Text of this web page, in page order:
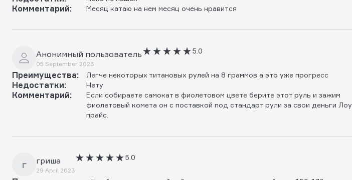
Комментарий: Месяц катаю на нем месяц очень нравится
Анонимный пользователь
05 September 2023
5.0
Преимущества: Легче некоторых титановых рулей на 8 граммов а это уже прогресс
Недостатки: Нету
Комментарий:
Если собираете самокат в фиолетовом цвете берите этот руль и зажим
фиолетовый комета он с поставкой под стандарт рули за свои деньги Лоу
прайс.
г гриша
29 April 2023
5.0